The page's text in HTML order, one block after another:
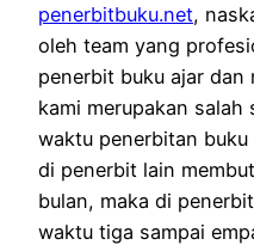
penerbitbuku.net,
oleh team yang
penerbit buku ajar
kami merupakan
waktu penerbitan
di penerbit lain
bulan, maka di
waktu tiga sampai